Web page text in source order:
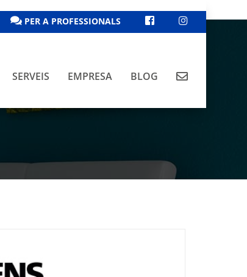
PER A PROFESSIONALS FACEBOOKINSTAGRAM
SERVEIS EMPRESA BLOG contacte